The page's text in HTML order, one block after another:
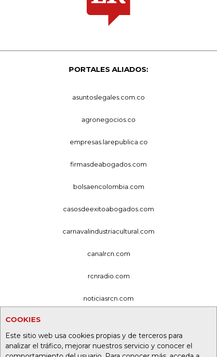
COOKIES
Este sitio web usa cookies propias y de terceros para
analizar el tráfico, mejorar nuestros servicio y conocer el
PORTALES ALIADOS:
asuntoslegales.com.co
agronegocios.co
empresas.larepublica.co
firmasdeabogados.com
bolsaencolombia.com
casosdeexitoabogados.com
carnavalindustriacultural.com
canalrcn.com
rcnradio.com
noticiasrcn.com
alerta.com.co